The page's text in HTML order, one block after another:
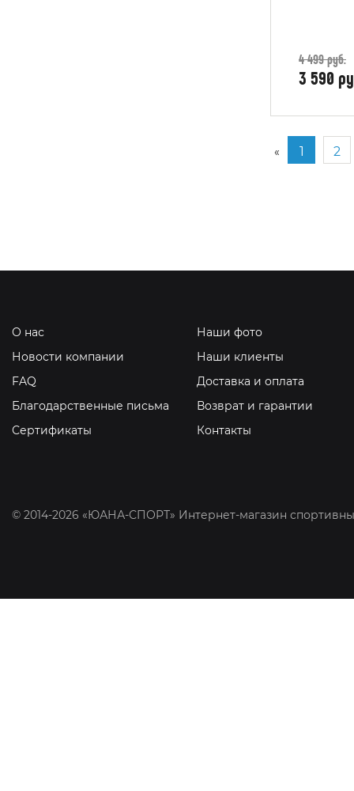
4 499 руб.
3 590
« 1 2
О нас
Новости компании
FAQ
Благодарственные письма
Сертификаты
Наши фото
Наши клиенты
Доставка и оплата
Возврат и гарантии
Контакты
© 2014-2026 «ЮАНА-СПОРТ» Интернет-магазин